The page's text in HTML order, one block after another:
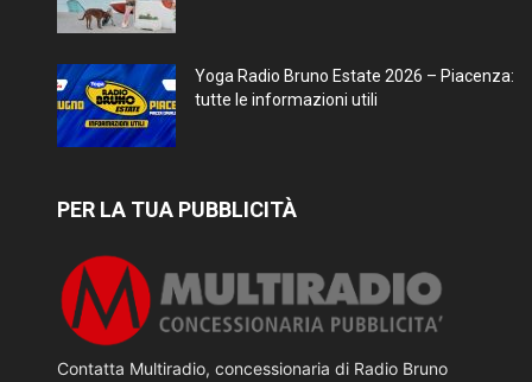
Yoga Radio Bruno Estate 2026 – Piacenza:
tutte le informazioni utili
PER LA TUA PUBBLICITÀ
Contatta Multiradio, concessionaria di Radio Bruno